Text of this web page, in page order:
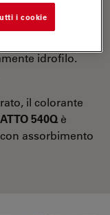
sono il forte
idrofilo.
il colorante
ATTO 540Q è
assorbimento
i cookie